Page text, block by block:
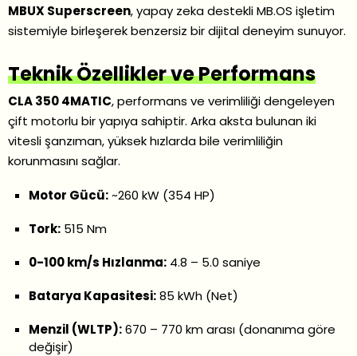
MBUX Superscreen, yapay zeka destekli MB.OS işletim
sistemiyle birleşerek benzersiz bir dijital deneyim sunuyor.
Teknik Özellikler ve Performans
CLA 350 4MATIC, performans ve verimliliği dengeleyen
çift motorlu bir yapıya sahiptir. Arka aksta bulunan iki
vitesli şanzıman, yüksek hızlarda bile verimliliğin
korunmasını sağlar.
Motor Gücü:~260 kW (354 HP)
Tork: 515 Nm
0-100 km/s Hızlanma: 4.8 – 5.0 saniye
Batarya Kapasitesi:85 kWh (Net)
Menzil (WLTP):670 – 770 km arası (donanıma göre
değişir)